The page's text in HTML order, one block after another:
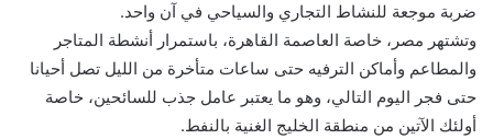
ضربة موجعة للنشاط التجاري والسياحي في آن واحد.
وتشتهر مصر، خاصة العاصمة القاهرة، باستمرار أنشطة المتاجر
والمطاعم وأماكن الترفيه حتى ساعات متأخرة من الليل تصل أحيانا
حتى فجر اليوم التالي، وهو ما يعتبر عامل جذب للسائحين، خاصة
أولئك الآتين من منطقة الخليج الغنية بالنفط.